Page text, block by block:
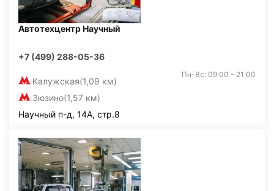
Автотехцентр Научный
+7 (499) 288-05-36
Калужская(1,09 км)
Зюзино(1,57 км)
Пн-Вс: 09:00 - 21:00
Научный п-д, 14А, стр.8